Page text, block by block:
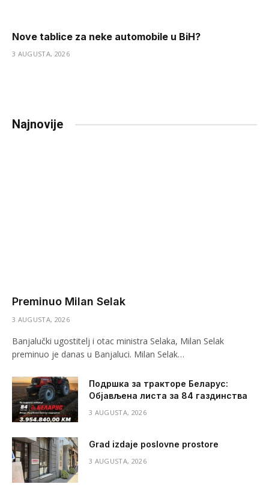
Nove tablice za neke automobile u BiH?
3 AUGUSTA, 2026
Najnovije
Preminuo Milan Selak
3 AUGUSTA, 2026
Banjalučki ugostitelj i otac ministra Selaka, Milan Selak
preminuo je danas u Banjaluci. Milan Selak…
Подршка за тракторе Беларус:
Објављена листа за 84 газдинства
3 AUGUSTA, 2026
Grad izdaje poslovne prostore
3 AUGUSTA, 2026